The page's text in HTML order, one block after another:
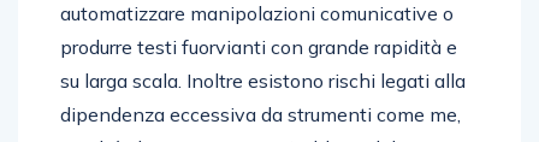
automatizzare manipolazioni comunicative o
produrre testi fuorvianti con grande rapidità e
su larga scala. Inoltre esistono rischi legati alla
dipendenza eccessiva da strumenti come me,